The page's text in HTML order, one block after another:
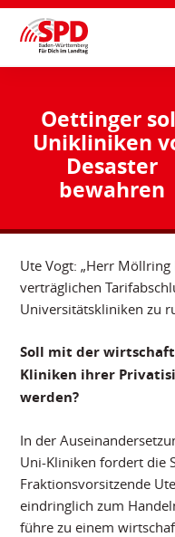
Oettinger
Unikliniken
Desaster
bewahren
Ute Vogt: „Herr
verträglichen
Universitätskliniken zu
Soll mit der
Kliniken ihrer
werden?
In der
Uni-Kliniken fordert die
Fraktionsvorsitzende
eindringlich zum
führe zu einem